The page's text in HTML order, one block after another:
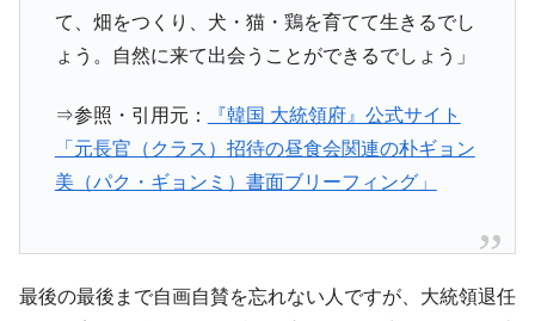
て、畑をつくり、犬・猫・鶏を育てて生きるでし
ょう。自然に来て出会うことができるでしょう」
⇒参照・引用元：
『韓国 大統領府』公式サイト
「元長官（クラス）招待の昼食会関連の朴ギョン
美（パク・ギョンミ）書面ブリーフィング」
最後の最後まで自画自賛を忘れない人ですが、大統領退任